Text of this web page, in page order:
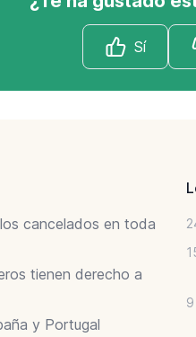
Sí
cancelados en toda
tienen derecho a
y Portugal
9